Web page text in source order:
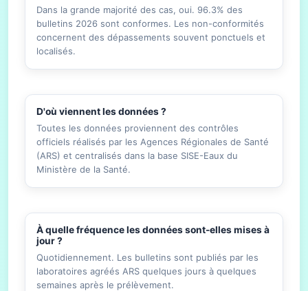
Dans la grande majorité des cas, oui. 96.3% des
bulletins 2026 sont conformes. Les non-conformités
concernent des dépassements souvent ponctuels et
localisés.
D'où viennent les données ?
Toutes les données proviennent des contrôles
officiels réalisés par les Agences Régionales de Santé
(ARS) et centralisés dans la base SISE-Eaux du
Ministère de la Santé.
À quelle fréquence les données sont-elles mises à
jour ?
Quotidiennement. Les bulletins sont publiés par les
laboratoires agréés ARS quelques jours à quelques
semaines après le prélèvement.